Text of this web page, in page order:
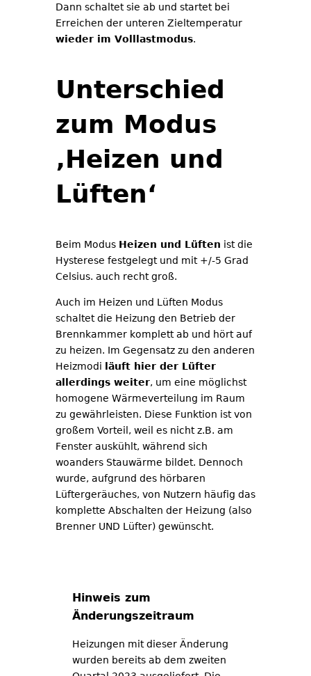
Dann schaltet sie ab und startet bei
Erreichen der unteren Zieltemperatur
wieder im Volllastmodus.
Unterschied
zum Modus
‚Heizen und
Lüften‘
Beim Modus Heizen und Lüften ist die
Hysterese festgelegt und mit +/-5 Grad
Celsius. auch recht groß.
Auch im Heizen und Lüften Modus
schaltet die Heizung den Betrieb der
Brennkammer komplett ab und hört auf
zu heizen. Im Gegensatz zu den anderen
Heizmodi
läuft hier der Lüfter
allerdings weiter, um eine möglichst
homogene Wärmeverteilung im Raum
zu gewährleisten. Diese Funktion ist von
großem Vorteil, weil es nicht z.B. am
Fenster auskühlt, während sich
woanders Stauwärme bildet. Dennoch
wurde, aufgrund des hörbaren
Lüftergeräuches, von Nutzern häufig das
komplette Abschalten der Heizung (also
Brenner UND Lüfter) gewünscht.
Hinweis zum
Änderungszeitraum
Heizungen mit dieser Änderung
wurden bereits ab dem zweiten